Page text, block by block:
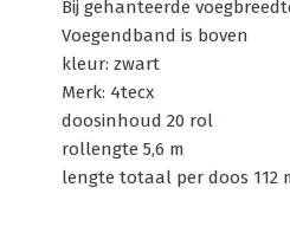
Bij gehanteerde
Voegendband is boven
kleur: zwart
Merk: 4tecx
doosinhoud 20 rol
rollengte 5,6 m
lengte totaal per doos 112